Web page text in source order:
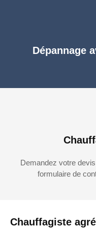
Chauffagiste
Dépannage
Demandez votre
formulaire de